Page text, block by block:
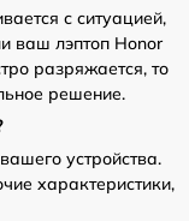
с ситуацией,
ваш лэптоп Honor
разряжается, то
решение.
устройства.
характеристики,